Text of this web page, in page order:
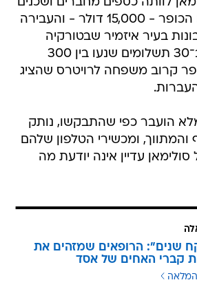
כדי לגייס את סכום הכופר - 15,000 דולר - והעבירה
בעיר איזמיר שבטורקיה
ב־27 ו־28 במאי, ב־30 תשלומים שנעו בין 300
כך סיפר קרוב משפחה לרויטרס שהציג
הועבר כפי שהתבקשו, נותק
ומכשירי הטלפון שלהם
עדיין אינה יודעת מה
שנים": הרופאים שמזהים את
קברי האחים של אסד